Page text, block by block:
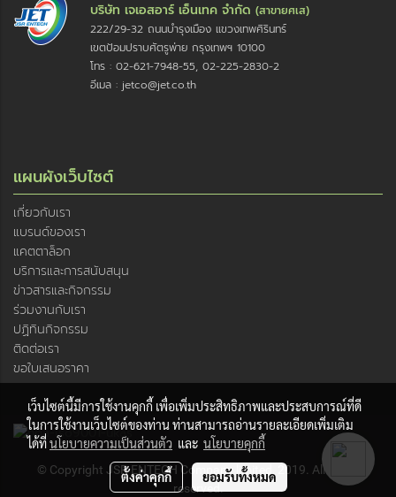
บริษัท เจเอสอาร์ เอ็นเทค จำกัด (สาขายศเส)
222/29-32 ถนนบำรุงเมือง แขวงเทพศิรินทร์
เขตป้อมปราบศัตรูพ่าย กรุงเทพฯ 10100
โทร : 02-621-7948-55, 02-225-2830-2
อีเมล : jetco@jet.co.th
แผนผังเว็บไซต์
เกี่ยวกับเรา
แบรนด์ของเรา
แคตตาล็อก
บริการและการสนับสนุน
ข่าวสารและกิจกรรม
ร่วมงานกับเรา
ปฏิทินกิจกรรม
ติดต่อเรา
ขอใบเสนอราคา
© Copyright JSR ENTECH Company limited, 2019. All rights
reserved.
เว็บไซต์นี้มีการใช้งานคุกกี้ เพื่อเพิ่มประสิทธิภาพและประสบการณ์ที่ดี
ในการใช้งานเว็บไซต์ของท่าน ท่านสามารถอ่านรายละเอียดเพิ่มเติม
ได้ที่นโยบายความเป็นส่วนตัว และ นโยบายคุกกี้
ตั้งค่าคุกกี้ ยอมรับทั้งหมด